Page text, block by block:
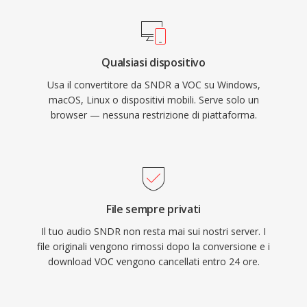
consentendo la conservazione delle prime
registrazioni audio digitali.
un uso estensivo nei giochi DOS di id Software,
Sierra e LucasArts. Con l&#039;avvento di
Windows e del formato WAV, VOC è
gradualmente uscito dall&#039;uso
mainstream, ma resta importante per la
preservazione del retrogaming e per chiunque
Qualsiasi dispositivo
Usa il convertitore da SNDR a VOC su Windows,
macOS, Linux o dispositivi mobili. Serve solo un
browser — nessuna restrizione di piattaforma.
File sempre privati
Il tuo audio SNDR non resta mai sui nostri server. I
file originali vengono rimossi dopo la conversione e i
download VOC vengono cancellati entro 24 ore.